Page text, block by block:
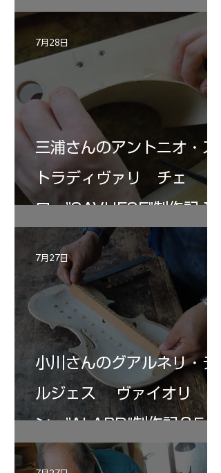
三浦さんのアントニオ・ス
トラディヴァリ チェ
ロ ”SAVUESE"制作記１2
7月28日
小川さんのグアルネリ・デ
ルジェス ヴァイオリ
ン ”ALARD"制作記３5
7月27日